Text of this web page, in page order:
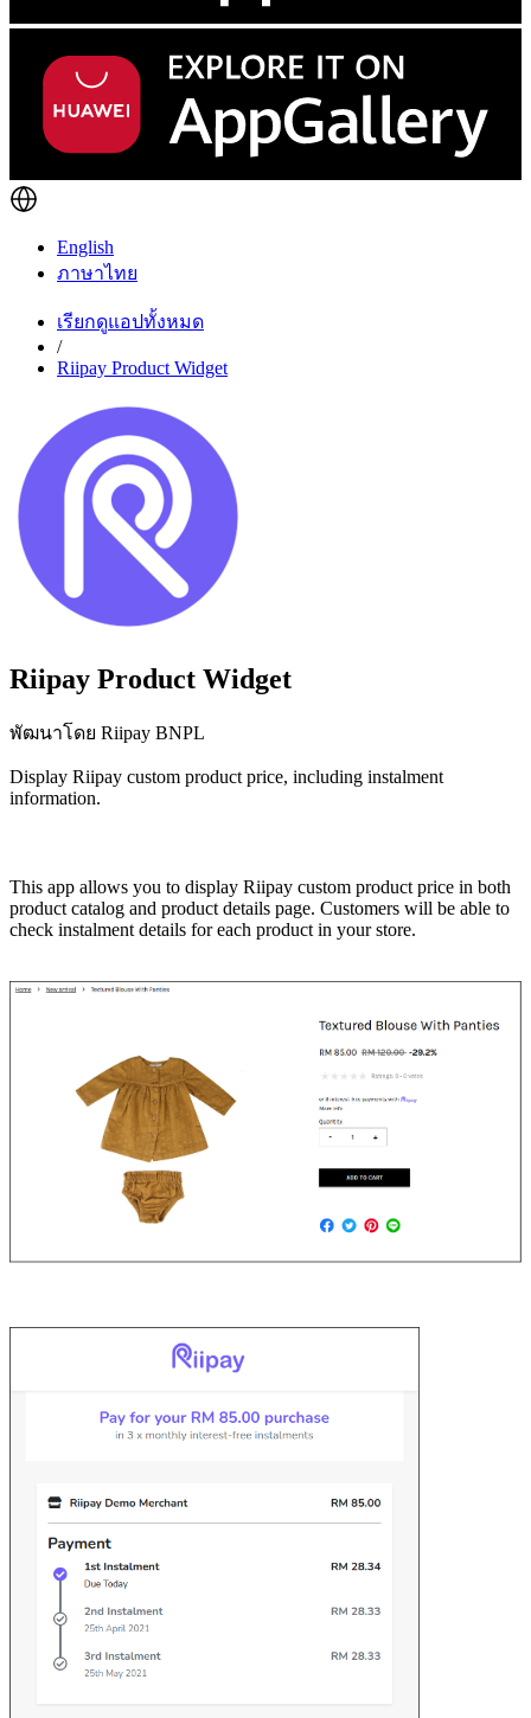
English
ภาษาไทย
เรียกดูแอปทั้งหมด
/
Riipay Product Widget
Riipay Product Widget
พัฒนาโดย Riipay BNPL
Display Riipay custom product price, including instalment
information.
This app allows you to display Riipay custom product price in both
product catalog and product details page. Customers will be able to
check instalment details for each product in your store.